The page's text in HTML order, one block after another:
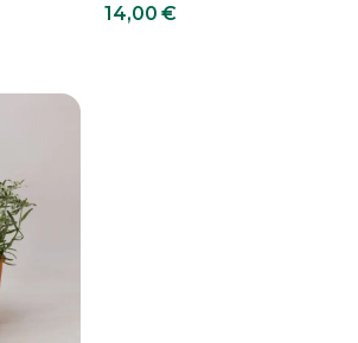
14,00 €